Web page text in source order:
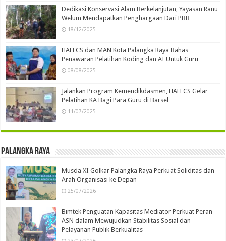
Dedikasi Konservasi Alam Berkelanjutan, Yayasan Ranu
Welum Mendapatkan Penghargaan Dari PBB
18/12/2025
HAFECS dan MAN Kota Palangka Raya Bahas
Penawaran Pelatihan Koding dan AI Untuk Guru
08/08/2025
Jalankan Program Kemendikdasmen, HAFECS Gelar
Pelatihan KA Bagi Para Guru di Barsel
11/07/2025
Palangka Raya
Musda XI Golkar Palangka Raya Perkuat Soliditas dan
Arah Organisasi ke Depan
25/07/2026
Bimtek Penguatan Kapasitas Mediator Perkuat Peran
ASN dalam Mewujudkan Stabilitas Sosial dan
Pelayanan Publik Berkualitas